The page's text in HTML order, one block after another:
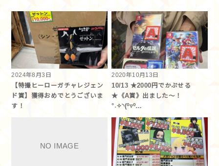
2024年8月3日
【特撮ヒーローガチャレジェン
ド賞】獲得おめでとうございま
す！
2020年10月13日
10/13 ★2000円でかぷせる
★《A賞》出ました～！
°˖✧◝(⁰▿⁰…